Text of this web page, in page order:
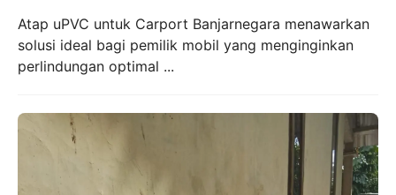
Atap uPVC untuk Carport Banjarnegara menawarkan
solusi ideal bagi pemilik mobil yang menginginkan
perlindungan optimal ...